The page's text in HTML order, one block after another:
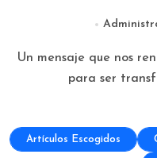
Un mensaje que nos renueva y trae esperanzas frescas
para ser
Artículos Escogidos